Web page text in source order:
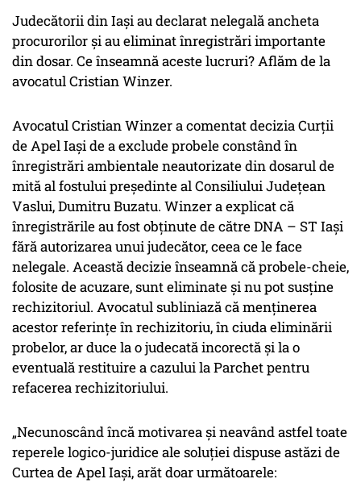
Judecătorii din Iași au declarat nelegală ancheta
procurorilor și au eliminat înregistrări importante
din dosar. Ce înseamnă aceste lucruri? Aflăm de la
avocatul Cristian Winzer.
Avocatul Cristian Winzer a comentat decizia Curții
de Apel Iași de a exclude probele constând în
înregistrări ambientale neautorizate din dosarul de
mită al fostului președinte al Consiliului Județean
Vaslui, Dumitru Buzatu. Winzer a explicat că
înregistrările au fost obținute de către DNA – ST Iași
fără autorizarea unui judecător, ceea ce le face
nelegale. Această decizie înseamnă că probele-cheie,
folosite de acuzare, sunt eliminate și nu pot susține
rechizitoriul. Avocatul subliniază că menținerea
acestor referințe în rechizitoriu, în ciuda eliminării
probelor, ar duce la o judecată incorectă și la o
eventuală restituire a cazului la Parchet pentru
refacerea rechizitoriului.
„Necunoscând încă motivarea și neavând astfel toate
reperele logico-juridice ale soluției dispuse astăzi de
Curtea de Apel Iași, arăt doar următoarele: